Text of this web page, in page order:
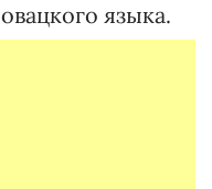
языка.